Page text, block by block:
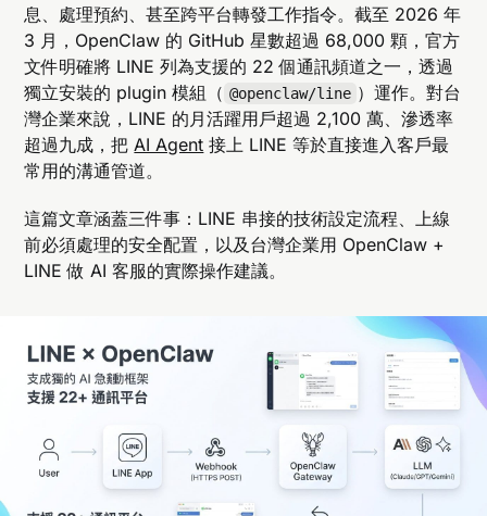
息、處理預約、甚至跨平台轉發工作指令。截至 2026 年
3 月，OpenClaw 的 GitHub 星數超過 68,000 顆，官方
文件明確將 LINE 列為支援的 22 個通訊頻道之一，透過
獨立安裝的 plugin 模組（ @openclaw/line ）運作。對台
灣企業來說，LINE 的月活躍用戶超過 2,100 萬、滲透率
超過九成，把 AI Agent 接上 LINE 等於直接進入客戶最
常用的溝通管道。
這篇文章涵蓋三件事：LINE 串接的技術設定流程、上線
前必須處理的安全配置，以及台灣企業用 OpenClaw +
LINE 做 AI 客服的實際操作建議。